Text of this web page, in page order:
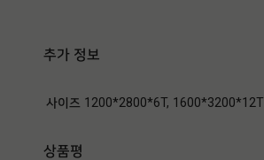
추가 정보
사이즈 1200*2800*6T, 1600*3200*12T
상품평